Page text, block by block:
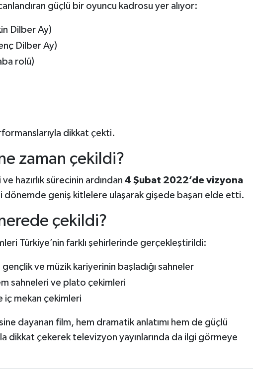
güçlü bir oyuncu kadrosu yer alıyor:
Dilber Ay)
Dilber Ay)
rolü)
dikkat çekti.
zaman çekildi?
hazırlık sürecinin ardından 4 Şubat 2022’de vizyona
geniş kitlelere ulaşarak gişede başarı elde etti.
çekildi?
Türkiye’nin farklı şehirlerinde gerçekleştirildi:
gençlik ve müzik kariyerinin başladığı sahneler
sahneleri ve plato çekimleri
iç mekan çekimleri
dayanan film, hem dramatik anlatımı hem de güçlü
dikkat çekerek televizyon yayınlarında da ilgi görmeye